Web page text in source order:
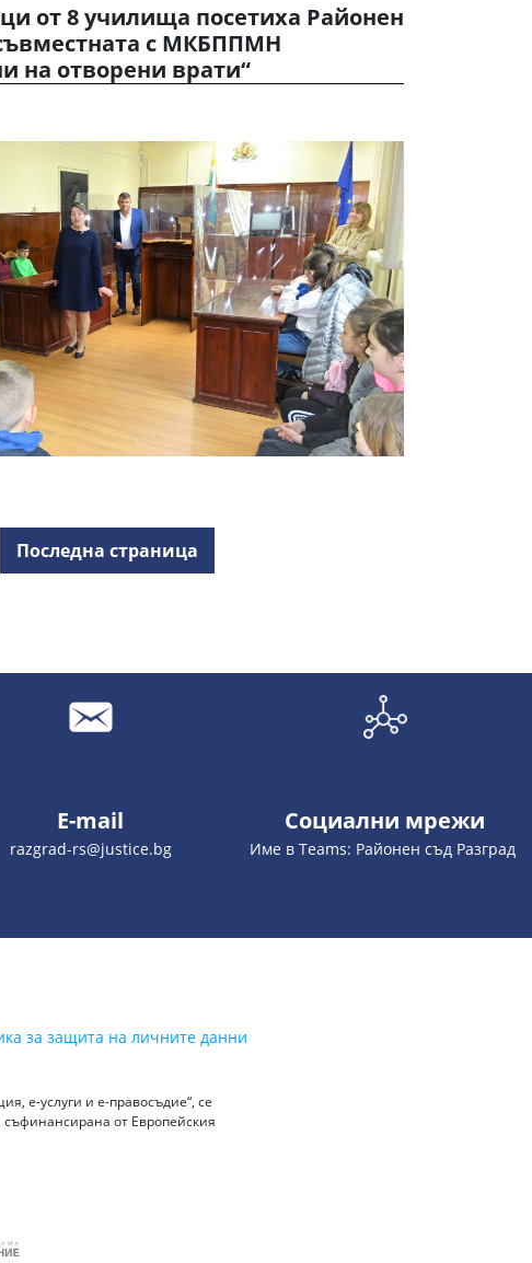
от 8 училища посетиха Районен
с МКБППМН
на отворени врати“
Последна страница
E-mail
razgrad-rs@justice.bg
Социални мрежи
Име в Teams: Районен съд Разград
за защита на личните данни
е-услуги и е-правосъдие“, се
от Европейския